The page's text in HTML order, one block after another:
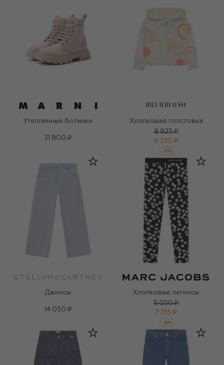
Утепленные ботинки
31 800 ₽
BILLIEBLUSH
Хлопковая толстовка
8 925 ₽
6 250 ₽
-30%
Джинсы
14 050 ₽
Хлопковые легинсы
11 050 ₽
7 735 ₽
-30%